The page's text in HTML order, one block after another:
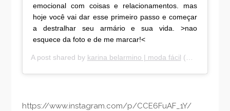
emocional com coisas e relacionamentos. mas
hoje você vai dar esse primeiro passo e começar
a destralhar seu armário e sua vida. >nao
esquece da foto e de me marcar!<
A post shared by karina belarmino | moda fácil (@karinabelarmino) on
https://www.instagram.com/p/CCE6FuAF_1Y/